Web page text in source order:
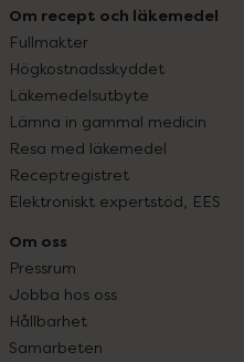
Om recept och läkemedel
Fullmakter
Högkostnadsskyddet
Läkemedelsutbyte
Lämna in gammal medicin
Resa med läkemedel
Receptregistret
Elektroniskt expertstöd, EES
Om oss
Pressrum
Jobba hos oss
Hållbarhet
Samarbeten